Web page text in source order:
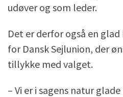
udøver og som leder.
Det er derfor også en
for Dansk Sejlunion, der
tillykke med valget.
– Vi er i sagens natur